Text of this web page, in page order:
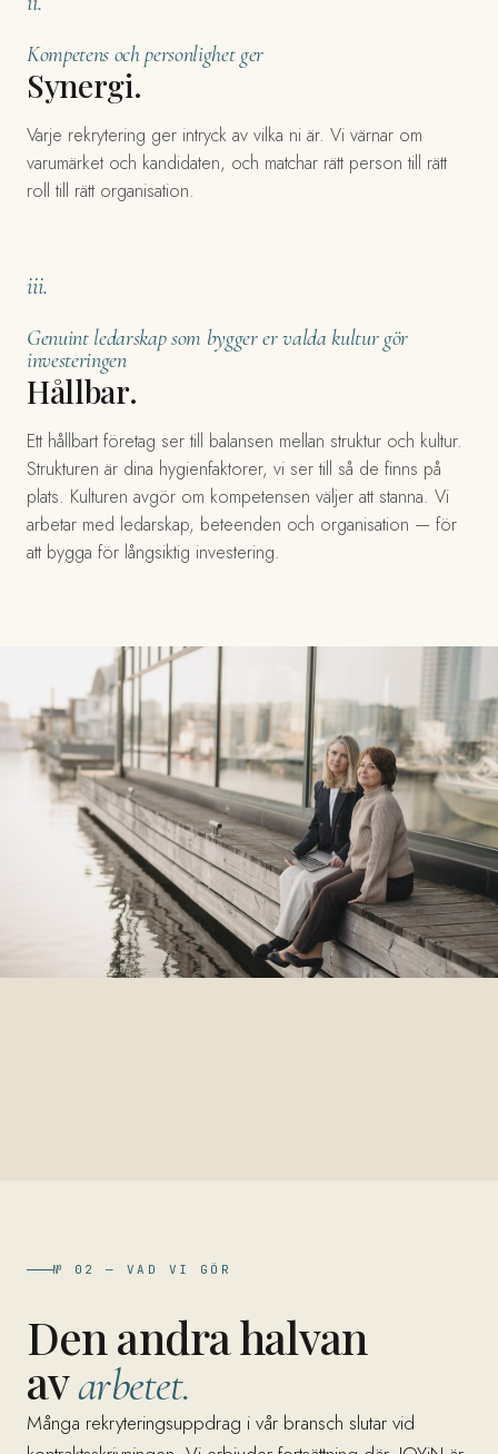
Kompetens och personlighet ger
Synergi.
Varje rekrytering ger intryck av vilka ni är. Vi värnar om
varumärket och kandidaten, och matchar rätt person till rätt
roll till rätt organisation.
iii.
Genuint ledarskap som bygger er valda kultur gör
investeringen
Hållbar.
Ett hållbart företag ser till balansen mellan struktur och kultur.
Strukturen är dina hygienfaktorer, vi ser till så de finns på
plats. Kulturen avgör om kompetensen väljer att stanna. Vi
arbetar med ledarskap, beteenden och organisation — för
att bygga för långsiktig investering.
№ 02 — VAD VI GÖR
Den andra halvan
avarbetet.
Många rekryteringsuppdrag i vår bransch slutar vid